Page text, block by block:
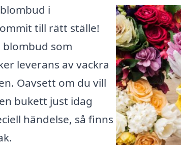
i
till rätt ställe!
som
leverans av vackra
Oavsett om du vill
bukett just idag
händelse, så finns